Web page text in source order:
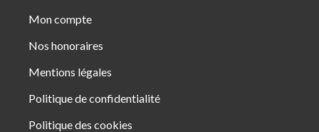
Mon compte
Nos honoraires
Mentions légales
Politique de confidentialité
Politique des cookies